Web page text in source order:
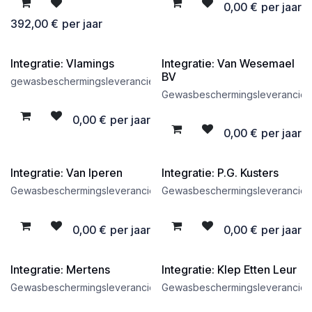
392,00 € per jaar
0,00€ per jaar
Gratis
Integratie: Vlamings
gewasbeschermingsleverancier
0,00€ per jaar
Gratis
Integratie: Van Wesemael
BV
Gewasbeschermingsleverancier
0,00€ per jaar
Gratis
Integratie: Van Iperen
Gewasbeschermingsleverancier
0,00€ per jaar
Gratis
Integratie: P.G. Kusters
Gewasbeschermingsleverancier
0,00€ per jaar
Gratis
Integratie: Mertens
Gewasbeschermingsleverancier Gratis
Integratie: Klep Etten Leur
Gewasbeschermingsleverancier